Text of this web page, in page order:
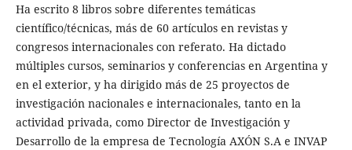
Ha escrito 8 libros sobre diferentes temáticas
científico/técnicas, más de 60 artículos en revistas y
congresos internacionales con referato. Ha dictado
múltiples cursos, seminarios y conferencias en Argentina y
en el exterior, y ha dirigido más de 25 proyectos de
investigación nacionales e internacionales, tanto en la
actividad privada, como Director de Investigación y
Desarrollo de la empresa de Tecnología AXÓN S.A e INVAP